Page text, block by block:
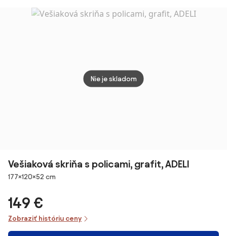
Modern:
Nie je skladom
Vešiaková skriňa s policami, grafit, ADELI
Rozmery
177×120×52 cm
149 €
Zobraziť históriu ceny